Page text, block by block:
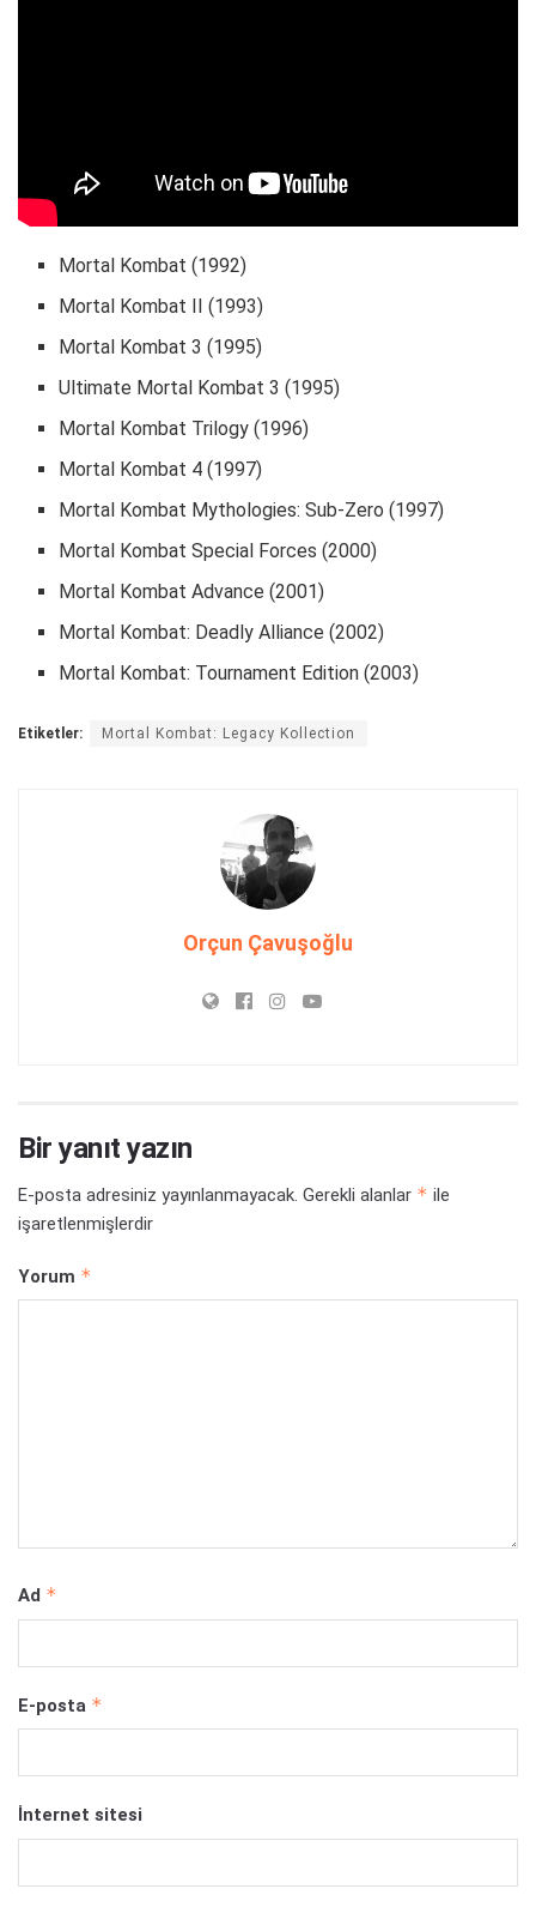
Mortal Kombat (1992)
Mortal Kombat II (1993)
Mortal Kombat 3 (1995)
Ultimate Mortal Kombat 3 (1995)
Mortal Kombat Trilogy (1996)
Mortal Kombat 4 (1997)
Mortal Kombat Mythologies: Sub-Zero (1997)
Mortal Kombat Special Forces (2000)
Mortal Kombat Advance (2001)
Mortal Kombat: Deadly Alliance (2002)
Mortal Kombat: Tournament Edition (2003)
Etiketler: Mortal Kombat: Legacy Kollection
Orçun Çavuşoğlu
Bir yanıt yazın
E-posta adresiniz yayınlanmayacak. Gerekli alanlar * ile
işaretlenmişlerdir
Yorum *
Ad *
E-posta *
İnternet sitesi